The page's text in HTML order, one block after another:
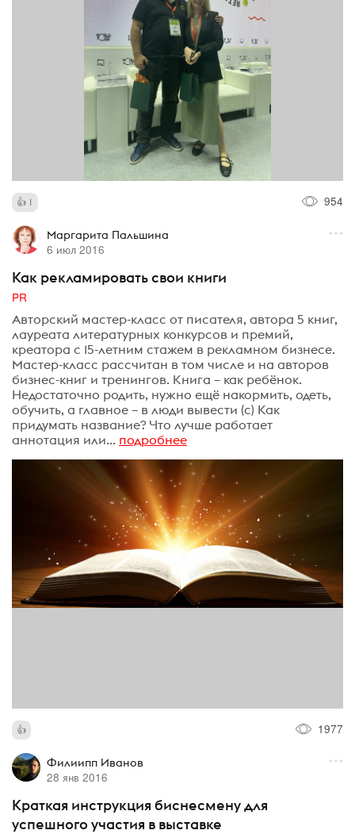
1 954
Маргарита Пальшина
6 июл 2016
Как рекламировать свои книги
PR
Авторский мастер-класс от писателя, автора 5 книг,
лауреата литературных конкурсов и премий,
креатора с 15-летним стажем в рекламном бизнесе.
Мастер-класс рассчитан в том числе и на авторов
бизнес-книг и тренингов. Книга – как ребёнок.
Недостаточно родить, нужно ещё накормить, одеть,
обучить, а главное – в люди вывести (с) Как
придумать название? Что лучше работает
аннотация или... подробнее
1977
Филиипп Иванов
28 янв 2016
Краткая инструкция биснесмену для
успешного участия в выставке